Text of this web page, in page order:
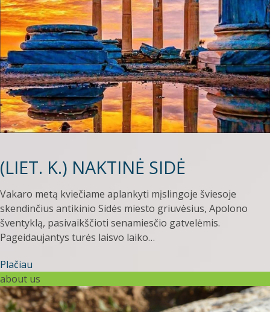
(LIET. K.) NAKTINĖ SIDĖ
Vakaro metą kviečiame aplankyti mįslingoje šviesoje
skendinčius antikinio Sidės miesto griuvėsius, Apolono
šventyklą, pasivaikščioti senamiesčio gatvelėmis.
Pageidaujantys turės laisvo laiko…
Plačiau
about us